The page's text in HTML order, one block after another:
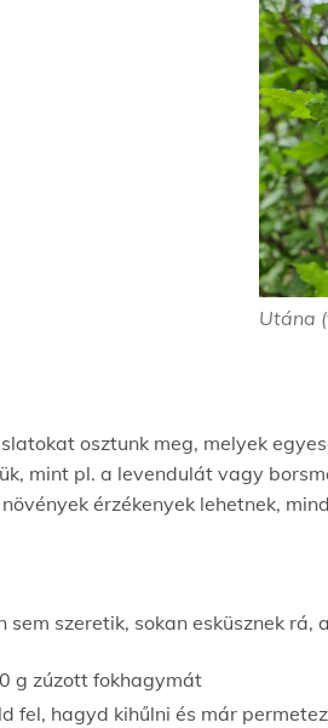
Utána
osztunk meg, melyek
mint pl. a levendulát vagy
növények érzékenyek lehetnek,
szeretik, sokan esküsznek rá,
g zúzott fokhagymát
fel, hagyd kihűlni és már